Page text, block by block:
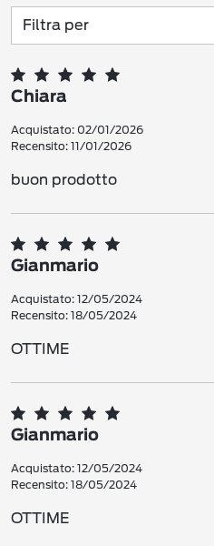
Chiara
Acquistato: 02/01/2026
Recensito: 11/01/2026
buon prodotto
Gianmario
Acquistato: 12/05/2024
Recensito: 18/05/2024
OTTIME
Gianmario
Acquistato: 12/05/2024
Recensito: 18/05/2024
OTTIME